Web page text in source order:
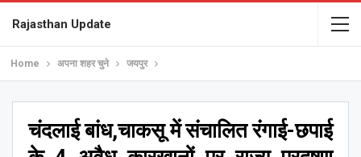
Rajasthan Update
Home अपना शहर चुने जयपुर
चंदलाई बांध,चाकसू में संचालित रंगाई-छपाई